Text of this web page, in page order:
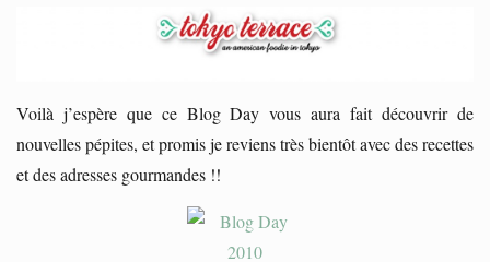
Voilà j’espère que ce Blog Day vous aura fait découvrir de
nouvelles pépites, et promis je reviens très bientôt avec des recettes
et des adresses gourmandes !!